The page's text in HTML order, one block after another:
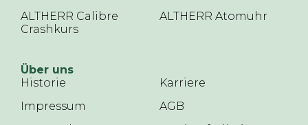
ALTHERR Calibre
Crashkurs
ALTHERR Atomuhr
Über uns
Historie
Karriere
Impressum
AGB